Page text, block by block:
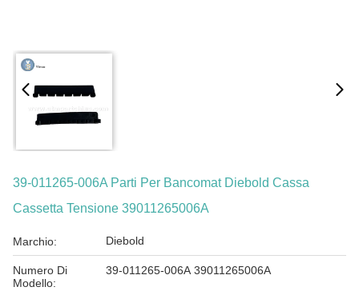
39-011265-006A Parti Per Bancomat Diebold Cassa
Cassetta Tensione 39011265006A
Marchio: Diebold
Numero Di
Modello:
39-011265-006A 39011265006A